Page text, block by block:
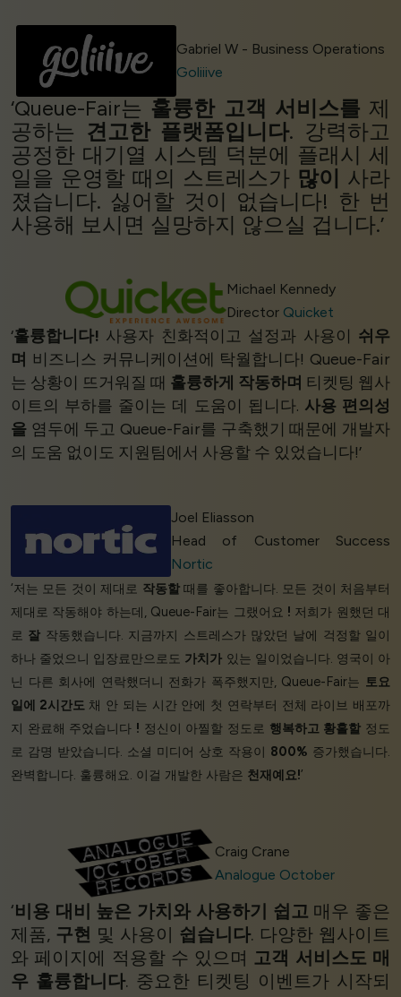
Gabriel W - Business Operations
Goliiive
‘Queue-Fair는 훌륭한 고객 서비스를 제
공하는 견고한 플랫폼입니다. 강력하고
공정한 대기열 시스템 덕분에 플래시 세
일을 운영할 때의 스트레스가 많이
사라
졌습니다. 싫어할 것이 없습니다! 한 번
사용해 보시면 실망하지 않으실 겁니다.’
Michael Kennedy
Director Quicket
‘훌륭합니다! 사용자 친화적이고 설정과 사용이 쉬우
며 비즈니스 커뮤니케이션에 탁월합니다! Queue-Fair
는 상황이 뜨거워질 때 훌륭하게 작동하며 티켓팅 웹사
이트의 부하를 줄이는 데 도움이 됩니다. 사용 편의성
을 염두에 두고 Queue-Fair를 구축했기 때문에 개발자
의 도움 없이도 지원팀에서 사용할 수 있었습니다!’
Joel Eliasson
Head of Customer Success
Nortic
‘저는 모든 것이 제대로 작동할때를 좋아합니다. 모든 것이 처음부터
제대로 작동해야 하는데, Queue-Fair는 그랬어요 ! 저희가 원했던 대
로 잘 작동했습니다. 지금까지 스트레스가 많았던 날에 걱정할 일이
하나 줄었으니 입장료만으로도 가치가 있는 일이었습니다. 영국이 아
닌 다른 회사에 연락했더니 전화가 폭주했지만, Queue-Fair는 토요
일에 2시간도채 안 되는 시간 안에 첫 연락부터 전체 라이브 배포까
지 완료해 주었습니다 ! 정신이 아찔할 정도로 행복하고 황홀할 정도
로 감명 받았습니다. 소셜 미디어 상호 작용이 800% 증가했습니다.
완벽합니다. 훌륭해요. 이걸 개발한 사람은 천재예요!’
Craig Crane
Analogue October
‘비용 대비 높은 가치와 사용하기 쉽고 매우 좋은
제품, 구현 및 사용이 쉽습니다. 다양한 웹사이트
와 페이지에 적용할 수 있으며 고객 서비스도 매
우 훌륭합니다. 중요한 티켓팅 이벤트가 시작되